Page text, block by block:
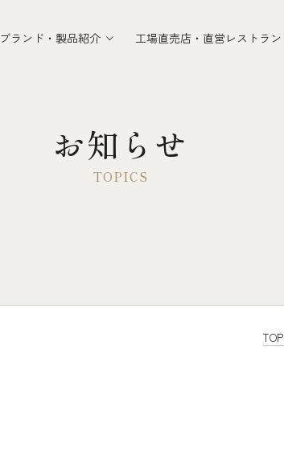
ブランド・製品紹介 工場直売店・直営レストラン
お知らせ
TOP